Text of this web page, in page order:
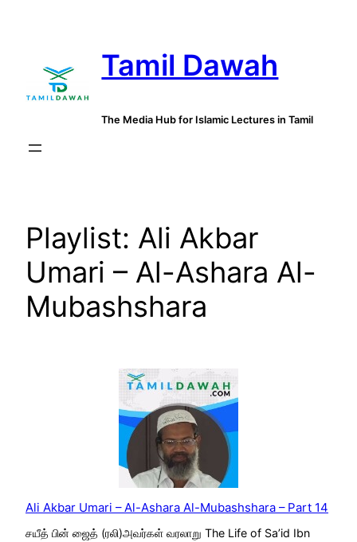
Tamil Dawah
The Media Hub for Islamic Lectures in Tamil
Playlist: Ali Akbar
Umari – Al-Ashara Al-
Mubashshara
Ali Akbar Umari – Al-Ashara Al-Mubashshara – Part 14
சயீத் பின் ஜைத் (ரலி)அவர்கள் வரலாறு The Life of Sa’id Ibn